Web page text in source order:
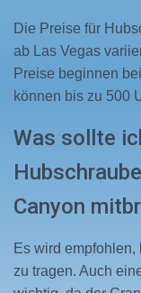
Die Preise für
ab Las Vegas
Preise beginnen
können bis zu 500
Was sollte
Canyon
Es wird
zu tragen. Auch